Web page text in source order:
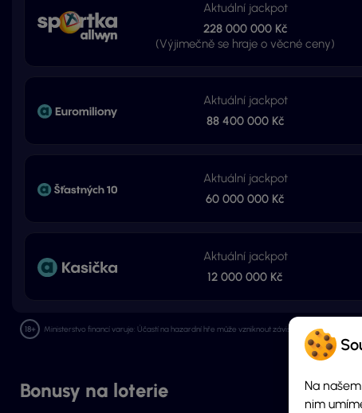
Na
nim
Aktuální jackpot
228 000 000 Kč
(Výjimečně se hraje o věcné ceny)
Aktuální jackpot
88 400 000 Kč
Aktuální jackpot
60 000 000 Kč
Aktuální jackpot
12 000 000 Kč
Ministerstvo financí varuje: Účastí na hazardní hře může vzniknout závislost.
Bonusy na loterie